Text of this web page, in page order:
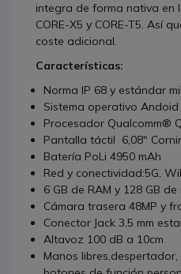
integra de forma nativa en
CORE-X5 y CORE-T5. Así
coste adicional.
Características:
Norma IP 68 y estándar
Sistema operativo Andoid
Procesador Qualcomm®
Pantalla táctil 6,08"
Batería PoLi 4950 mAh
Red y conectividad:5G,
6 GB de RAM y 128 GB de
Cámara trasera 48MP y
Conector Jack 3,5 mm
Altavoz 100 dB a 10cm
Manos